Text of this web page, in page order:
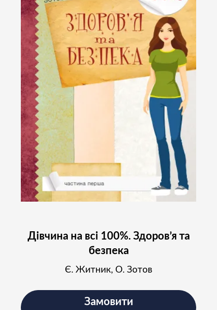
Дівчина на всі 100%. Здоров’я та
безпека
Є. Житник, О. Зотов
Замовити